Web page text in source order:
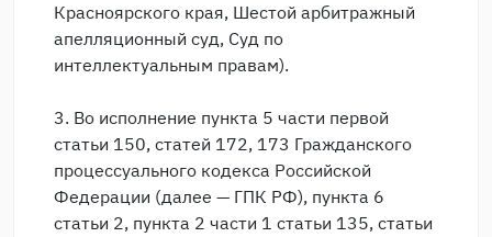
Красноярского края, Шестой арбитражный
апелляционный суд, Суд по
интеллектуальным правам).
3. Во исполнение пункта 5 части первой
статьи 150, статей 172, 173 Гражданского
процессуального кодекса Российской
Федерации (далее — ГПК РФ), пункта 6
статьи 2, пункта 2 части 1 статьи 135, статьи